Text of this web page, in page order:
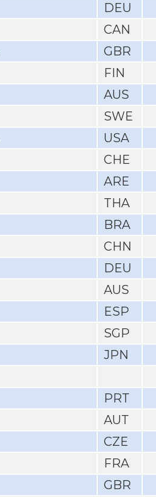
DEU
CAN
GBR
FIN
AUS
SWE
USA
CHE
ARE
THA
BRA
CHN
DEU
AUS
ESP
SGP
JPN
PRT
AUT
CZE
FRA
GBR